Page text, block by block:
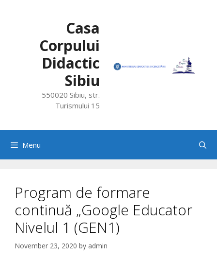
Casa
Corpului
Didactic
Sibiu
550020 Sibiu, str.
Turismului 15
Menu
Program de formare
continuă „Google Educator
Nivelul 1 (GEN1)
November 23, 2020 by admin